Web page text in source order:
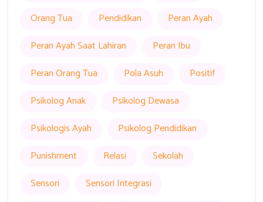
Orang Tua
Pendidikan
Peran Ayah
Peran Ayah Saat Lahiran
Peran Ibu
Peran Orang Tua
Pola Asuh
Positif
Psikolog Anak
Psikolog Dewasa
Psikologis Ayah
Psikolog Pendidikan
Punishment
Relasi
Sekolah
Sensori
Sensori Integrasi